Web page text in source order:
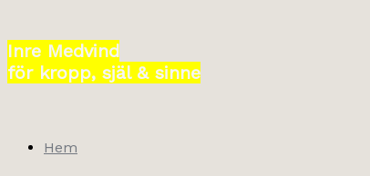
till
innehåll
Inre Medvind
för kropp, själ & sinne
Hem